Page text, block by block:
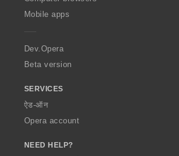
p
a
Mobile apps
Dev.Opera
Beta version
SERVICES
ऐड-ऑन
Opera account
NEED HELP?